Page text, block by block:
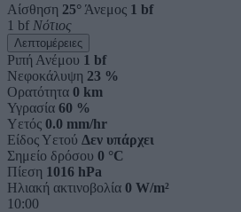
Αίσθηση 25° Άνεμος 1 bf
1 bf Νότιος
Λεπτομέρειες
Ριπή Ανέμου 1 bf
Νεφοκάλυψη 23 %
Ορατότητα 0 km
Υγρασία 60 %
Υετός 0.0 mm/hr
Είδος Υετού Δεν υπάρχει
Σημείο δρόσου 0 °C
Πίεση 1016 hPa
Ηλιακή ακτινοβολία 0 W/m²
10:00